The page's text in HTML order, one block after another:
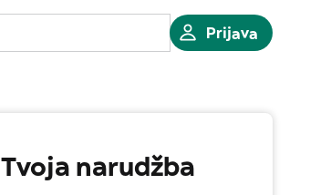
Prijava
Tvoja narudžba